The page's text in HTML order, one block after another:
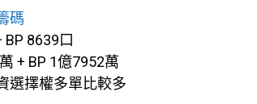
碼
BP 8639口
+ BP 1億7952萬
選擇權多單比較多